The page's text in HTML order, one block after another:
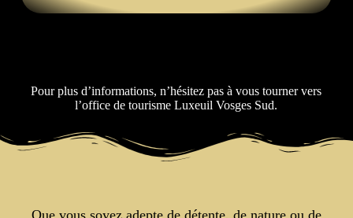
Pour plus d’informations, n’hésitez pas à vous tourner vers
l’office de tourisme Luxeuil Vosges Sud.
Que vous soyez adepte de détente, de nature ou de